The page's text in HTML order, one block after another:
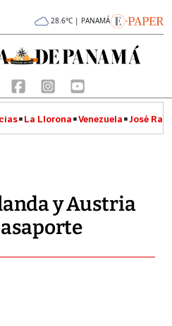
28.6°C | PANAMÁ
La Llorona Venezuela José
y Austria